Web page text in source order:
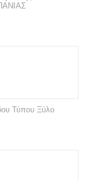
Τύπου Ξύλο